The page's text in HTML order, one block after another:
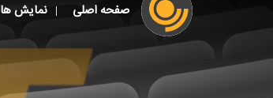
صفحه اصلی نمایش ها